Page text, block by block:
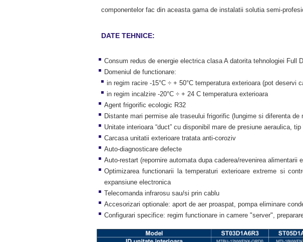
componentelor fac din aceasta gama de instalatii solutia semi-
DATE TEHNICE:
Consum redus de energie electrica clasa A datorita tehnologiei
Domeniul de functionare:
in regim racire -15°C ÷ + 50°C temperatura exterioara (pot deservi
in regim incalzire -20°C ÷ + 24 C temperatura exterioara
Agent frigorific ecologic R32
Distante mari permise ale traseului frigorific (lungime si diferenta de
Unitate interioara “duct” cu disponibil mare de presiune aeraulica,
Carcasa unitatii exterioare tratata anti-coroziv
Auto-diagnosticare defecte
Auto-restart (repornire automata dupa caderea/revenirea alimentarii
Optimizarea functionarii la temperaturi exterioare extreme si
expansiune electronica
Telecomanda infrarosu sau/si prin cablu
Accesorizari optionale: aport de aer proaspat, pompa eliminare
Configurari specifice: regim functionare in camere "server",